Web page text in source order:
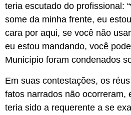
teria escutado do profissional:
some da minha frente, eu
cara por aqui, se você não
eu estou mandando, você
Município foram condenados
Em suas contestações, os
fatos narrados não ocorreram,
teria sido a requerente a se